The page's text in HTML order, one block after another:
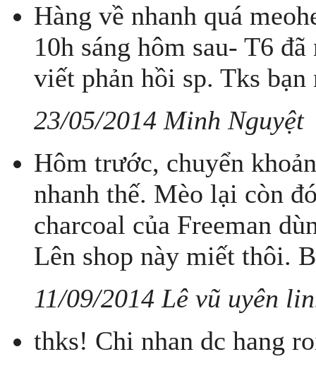
Hàng về nhanh quá
10h sáng hôm sau- T6
viết phản hồi sp. Tks
23/05/2014 Minh Nguyệt
Hôm trước, chuyển
nhanh thế. Mèo lại còn
charcoal của Freeman
Lên shop này miết thôi.
11/09/2014 Lê vũ uyên
thks! Chi nhan dc hang